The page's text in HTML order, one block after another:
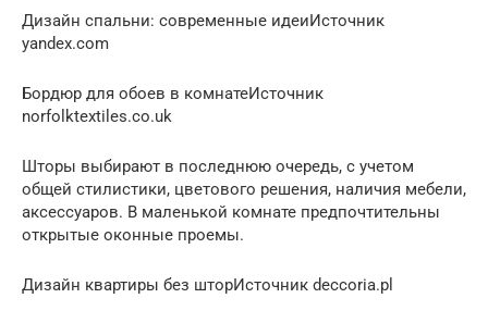
Дизайн спальни: современные идеиИсточник
yandex.com
Бордюр для обоев в комнатеИсточник
norfolktextiles.co.uk
Шторы выбирают в последнюю очередь, с учетом
общей стилистики, цветового решения, наличия мебели,
аксессуаров. В маленькой комнате предпочтительны
открытые оконные проемы.
Дизайн квартиры без шторИсточник deccoria.pl